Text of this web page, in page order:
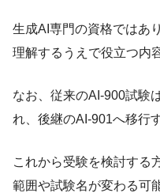
生成AI専門の資格ではあ
理解するうえで役立つ内
なお、従来のAI-900試験
れ、後継のAI-901へ移行
これから受験を検討する
範囲や試験名が変わる可